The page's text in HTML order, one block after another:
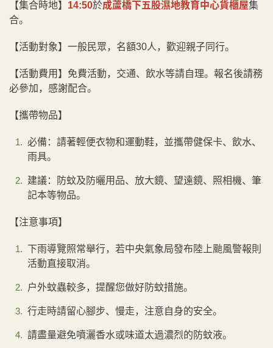
【集合時地】 14:50於成蘆橋下五股濕地教育中心貨櫃屋集
合。
【活動對象】一般民眾，名額30人，歡迎親子同行。
【活動費用】免費活動，交通、飲水等請自理。報名後請務
必參加，感謝配合。
【攜帶物品】
必備：請著輕便衣物和運動鞋，並攜帶健保卡、飲水、
雨具。
建議：防蚊及防曬用品、放大鏡、望遠鏡、照相機、筆
記本等物品。
【注意事項】
下雨導覽照常舉行，若中央氣象局發布陸上颱風警報則
活動直接取消。
戶外蚊蟲較多，提醒您做好防蚊措施。
行走時請留心腳步、慢走，注意自身的安全。
請盡量避免噴灑香水或味道太過濃烈的防蚊液。